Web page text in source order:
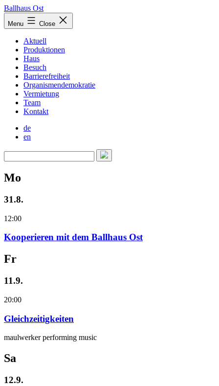
Skip
to
content
Ballhaus Ost
Ballhaus
Ost
Menu Close
Aktuell
Produktionen
Haus
Besuch
Barrierefreiheit
Organismendemokratie
Vermietung
Team
Kontakt
de
en
Mo
31.8.
12:00
Kooperieren mit dem Ballhaus Ost
Fr
11.9.
20:00
Gleichzeitigkeiten
maulwerker performing music
Sa
12.9.